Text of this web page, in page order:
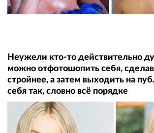
Неужели кто-то действительно
можно отфотошопить себя, сделав
стройнее, а затем выходить на
себя так, словно всё порядке